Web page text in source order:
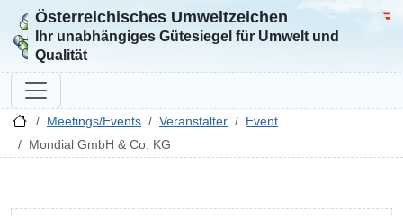
Zur Startseite
Österreichisches Umweltzeichen
Ihr unabhängiges Gütesiegel für Umwelt und
Qualität
Meetings/Events Veranstalter
Event
Mondial GmbH & Co. KG